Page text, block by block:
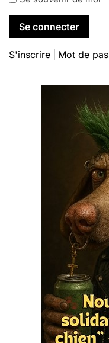
S'inscrire Mot de